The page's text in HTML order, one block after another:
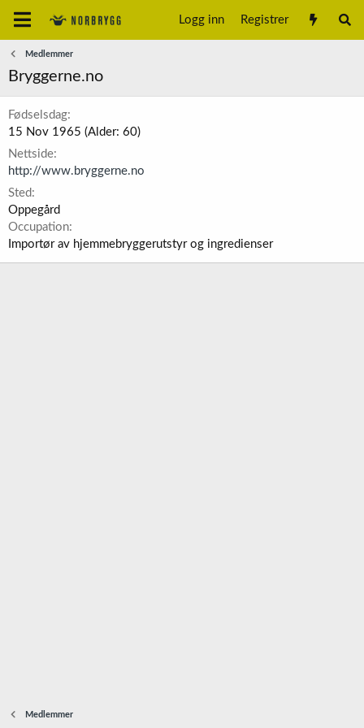
Logg inn Registrer
Medlemmer
Bryggerne.no
Fødselsdag
15 Nov 1965 (Alder: 60)
Nettside
http://www.bryggerne.no
Sted
Oppegård
Occupation
Importør av hjemmebryggerutstyr og ingredienser
Medlemmer